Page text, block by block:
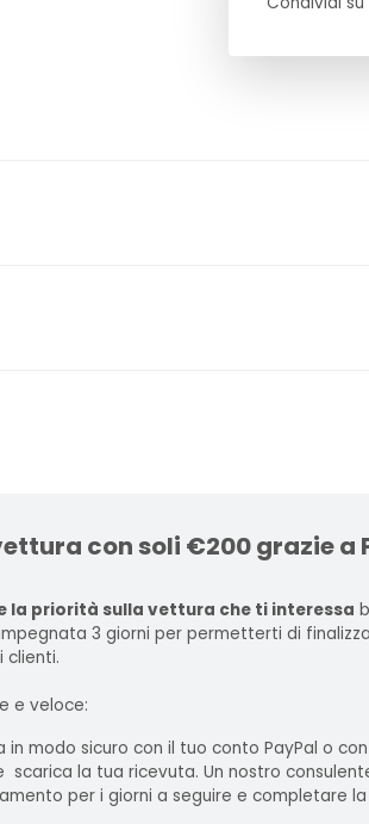
con soli €200 grazie a
la priorità sulla vettura che ti interessa
3 giorni per permetterti di
clienti.
e veloce:
in modo sicuro con il tuo conto PayPal o
scarica la tua ricevuta. Un nostro
per i giorni a seguire e completare